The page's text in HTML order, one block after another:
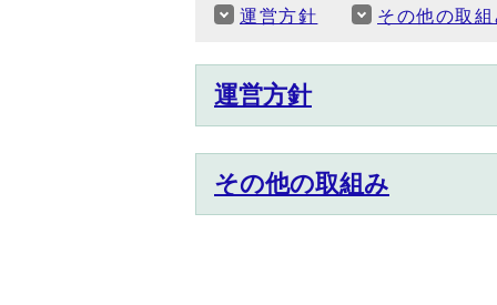
運営方針 その他の取
運営方針
その他の取組み